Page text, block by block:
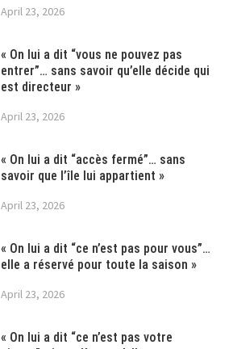
April 23, 2026
« On lui a dit “vous ne pouvez pas
entrer”… sans savoir qu’elle décide qui
est directeur »
April 23, 2026
« On lui a dit “accès fermé”… sans
savoir que l’île lui appartient »
April 23, 2026
« On lui a dit “ce n’est pas pour vous”…
elle a réservé pour toute la saison »
April 23, 2026
« On lui a dit “ce n’est pas votre